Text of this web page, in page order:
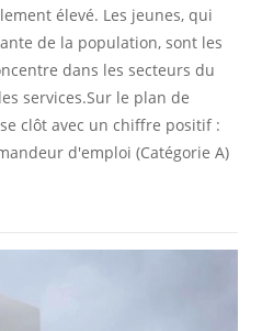
élevé. Les jeunes, qui
de la population, sont les
dans les secteurs du
services.Sur le plan de
clôt avec un chiffre positif :
d'emploi (Catégorie A)